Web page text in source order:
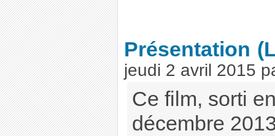
Présentation
jeudi 2 avril 2015
Ce film, sorti
décembre